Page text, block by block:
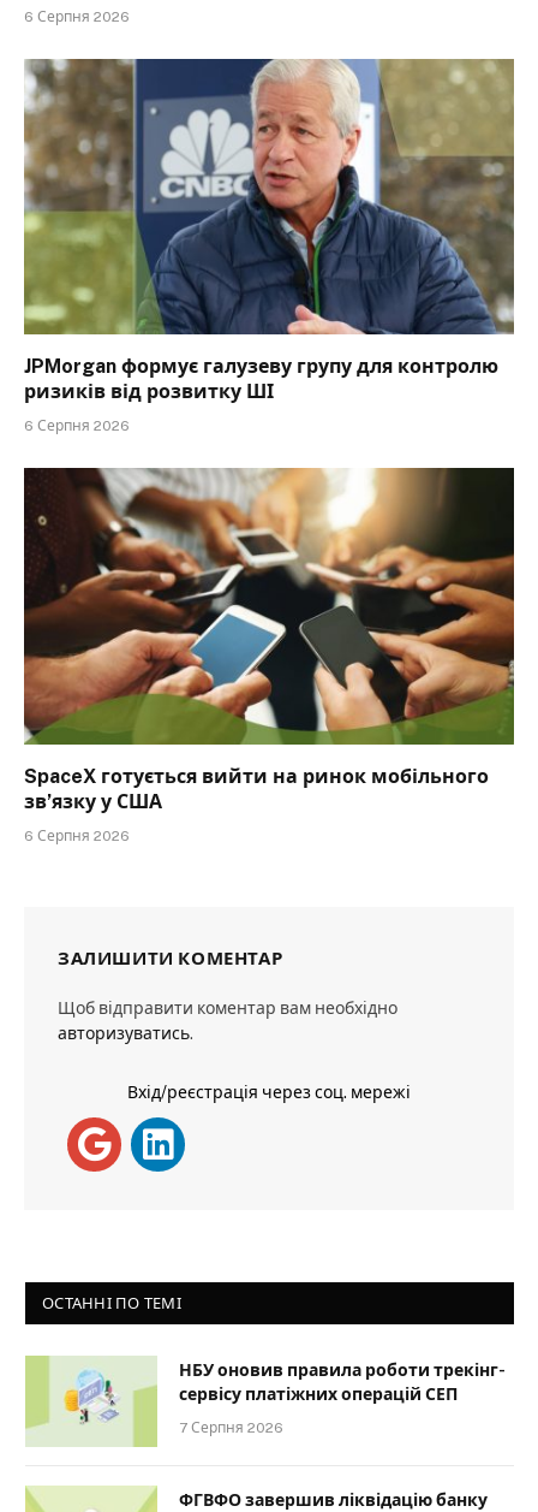
6 Серпня 2026
JPMorgan формує галузеву групу для контролю
ризиків від розвитку ШІ
6 Серпня 2026
SpaceX готується вийти на ринок мобільного
зв’язку у США
6 Серпня 2026
ЗАЛИШИТИ КОМЕНТАР
Щоб відправити коментар вам необхідно
авторизуватись.
Вхід/реєстрація через соц. мережі
ОСТАННІ ПО ТЕМІ
НБУ оновив правила роботи трекінг-
сервісу платіжних операцій СЕП
7 Серпня 2026
ФГВФО завершив ліквідацію банку